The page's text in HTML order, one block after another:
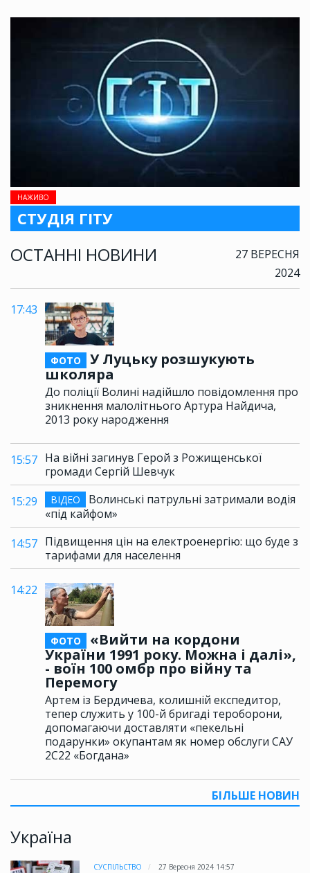
НАЖИВО
СТУДІЯ ГІТУ
ОСТАННІ НОВИНИ
27 ВЕРЕСНЯ
2024
17:43
ФОТО
У Луцьку розшукують
школяра
До поліції Волині надійшло повідомлення про
зникнення малолітнього Артура Найдича,
2013 року народження
15:57 На війні загинув Герой з Рожищенської
громади Сергій Шевчук
15:29
ВІДЕО
Волинські патрульні затримали водія
«під кайфом»
14:57 Підвищення цін на електроенергію: що буде з
тарифами для населення
14:22
ФОТО
«Вийти на кордони
України 1991 року. Можна і далі»,
- воїн 100 омбр про війну та
Перемогу
Артем із Бердичева, колишній експедитор,
тепер служить у 100-й бригаді тероборони,
допомагаючи доставляти «пекельні
подарунки» окупантам як номер обслуги САУ
2С22 «Богдана»
БІЛЬШЕ НОВИН
Україна
СУСПІЛЬСТВО 27 Вересня 2024 14:57